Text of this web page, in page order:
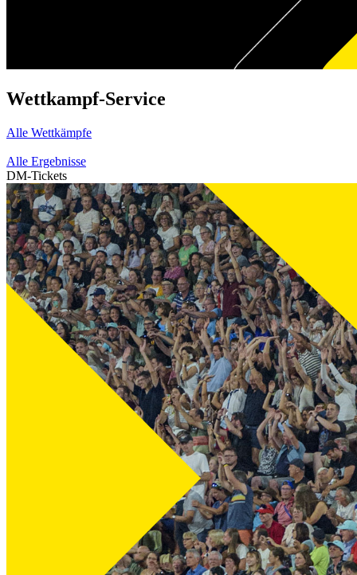
Wettkampf-Service
Alle Wettkämpfe
Alle Ergebnisse
DM-Tickets